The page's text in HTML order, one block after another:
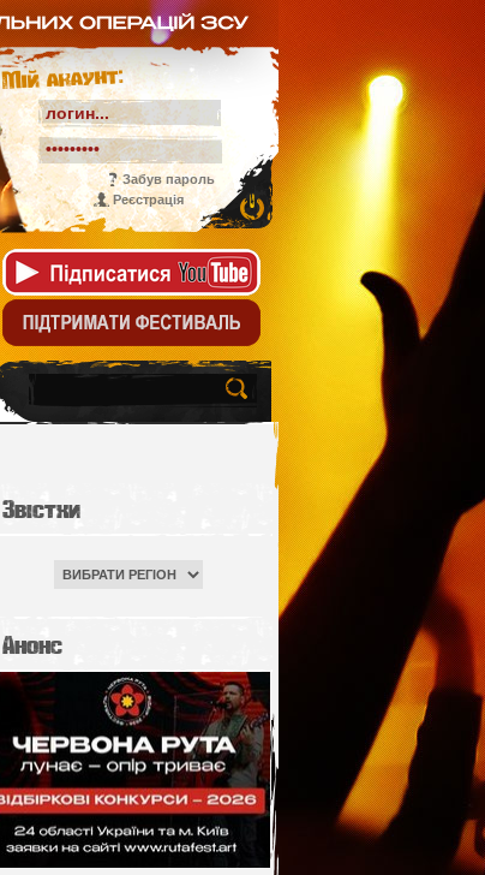
Мій акаунт:
Забув пароль
Реєстрація
Звістки
Анонс